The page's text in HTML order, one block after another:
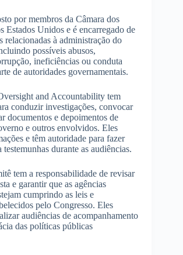
por membros da Câmara dos
Estados Unidos e é encarregado de
relacionadas à administração do
possíveis abusos,
ineficiências ou conduta
de autoridades governamentais.
and Accountability tem
conduzir investigações, convocar
documentos e depoimentos de
e outros envolvidos. Eles
e têm autoridade para fazer
testemunhas durante as audiências.
tem a responsabilidade de revisar
e garantir que as agências
cumprindo as leis e
pelo Congresso. Eles
audiências de acompanhamento
das políticas públicas